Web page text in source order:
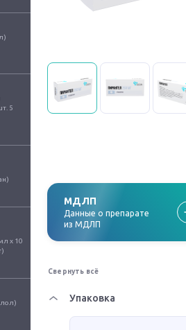
5
x 10
МДЛП
Данные о препарате
из МДЛП
Свернуть всё
Упаковка